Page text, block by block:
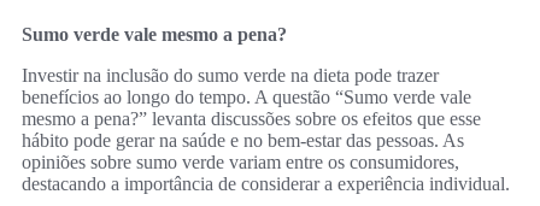
Sumo verde vale mesmo a pena?
Investir na inclusão do sumo verde na dieta pode trazer
benefícios ao longo do tempo. A questão “Sumo verde vale
mesmo a pena?” levanta discussões sobre os efeitos que esse
hábito pode gerar na saúde e no bem-estar das pessoas. As
opiniões sobre sumo verde variam entre os consumidores,
destacando a importância de considerar a experiência individual.